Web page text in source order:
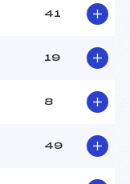
41
19
8
49